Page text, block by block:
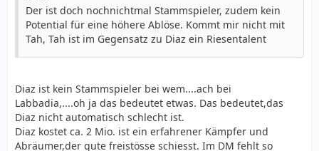
Der ist doch nochnichtmal Stammspieler, zudem kein
Potential für eine höhere Ablöse. Kommt mir nicht mit
Tah, Tah ist im Gegensatz zu Diaz ein Riesentalent
Diaz ist kein Stammspieler bei wem....ach bei
Labbadia,....oh ja das bedeutet etwas. Das bedeutet,das
Diaz nicht automatisch schlecht ist.
Diaz kostet ca. 2 Mio. ist ein erfahrener Kämpfer und
Abräumer,der gute freistösse schiesst. Im DM fehlt so